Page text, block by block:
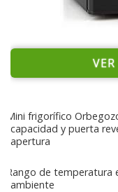
Mini frigorífico
capacidad y puerta
apertura
Rango de temperatura
ambiente